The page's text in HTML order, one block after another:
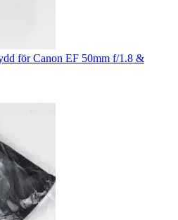
för Canon EF 50mm f/1.8 &